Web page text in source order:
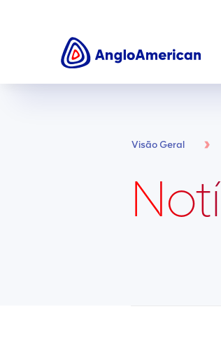
Visão Geral